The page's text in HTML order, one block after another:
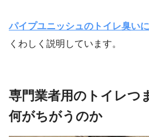
パイプユニッシュのトイレ臭い
くわしく説明しています。
専門業者用のトイレつ
何がちがうのか